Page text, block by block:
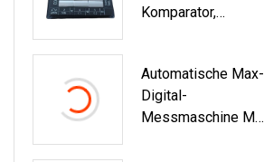
Komparator,
Halterungs-
Komparator
Automatische Max-
Digital-
Messmaschine Mit